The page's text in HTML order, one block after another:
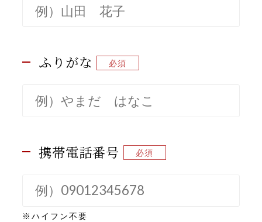
ふりがな
携帯電話番号
※ハイフン不要